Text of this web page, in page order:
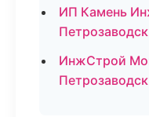
ИП Камень
Петрозаводск
ИнжСтрой
Петрозаводск